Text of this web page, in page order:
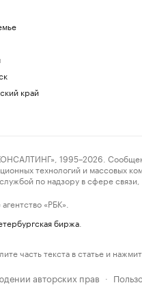
край
1995–2026. Сообщения
технологий и массовых
по надзору в сфере
«РБК».
биржа
часть текста в статье и
авторских прав ·